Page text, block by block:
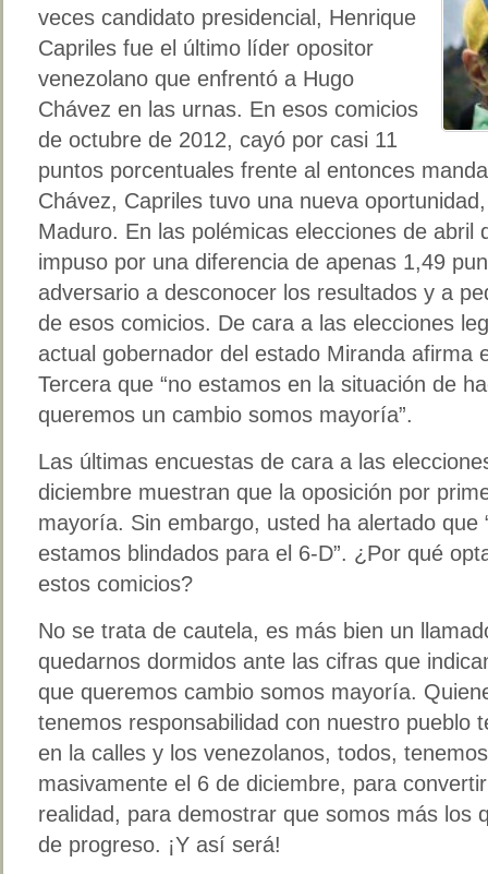
veces candidato presidencial, Henrique
Capriles fue el último líder opositor
venezolano que enfrentó a Hugo
Chávez en las urnas. En esos comicios
de octubre de 2012, cayó por casi 11
puntos porcentuales frente al entonces
Chávez, Capriles tuvo una nueva
Maduro. En las polémicas elecciones de abril
impuso por una diferencia de apenas 1,49
adversario a desconocer los resultados y a
de esos comicios. De cara a las elecciones
actual gobernador del estado Miranda afirma
Tercera que “no estamos en la situación de
queremos un cambio somos mayoría”.
Las últimas encuestas de cara a las
diciembre muestran que la oposición por
mayoría. Sin embargo, usted ha alertado que
estamos blindados para el 6-D”. ¿Por qué
estos comicios?
No se trata de cautela, es más bien un
quedarnos dormidos ante las cifras que
que queremos cambio somos mayoría.
tenemos responsabilidad con nuestro pueblo
en la calles y los venezolanos, todos,
masivamente el 6 de diciembre, para
realidad, para demostrar que somos más los
de progreso. ¡Y así será!